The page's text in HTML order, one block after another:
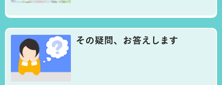
その疑問、お答えします